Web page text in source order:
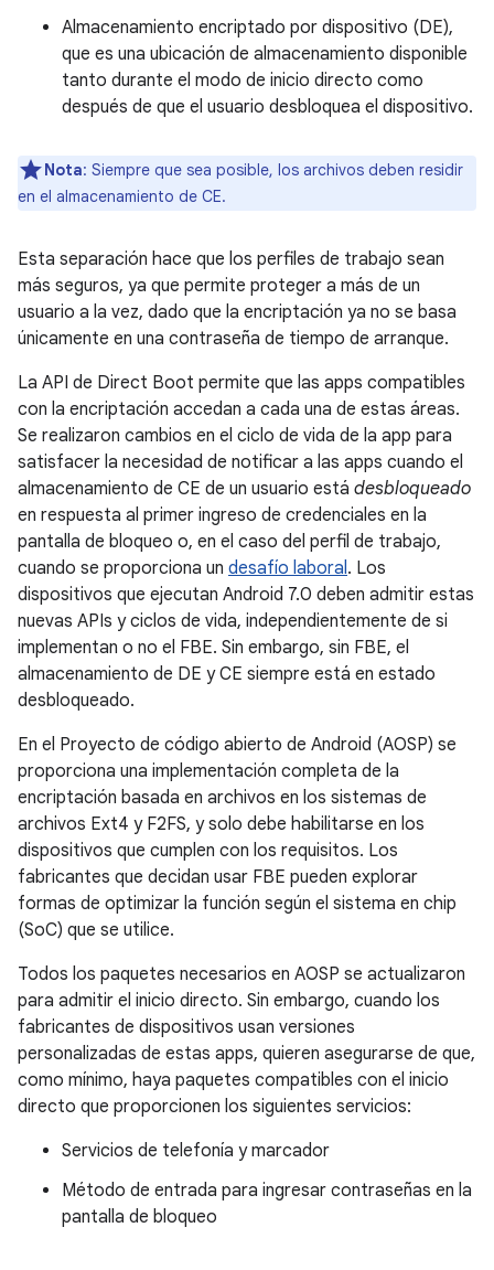
Almacenamiento encriptado por dispositivo (DE),
que es una ubicación de almacenamiento disponible
tanto durante el modo de inicio directo como
después de que el usuario desbloquea el dispositivo.
Nota: Siempre que sea posible, los archivos deben residir
en el almacenamiento de CE.
Esta separación hace que los perfiles de trabajo sean
más seguros, ya que permite proteger a más de un
usuario a la vez, dado que la encriptación ya no se basa
únicamente en una contraseña de tiempo de arranque.
La API de Direct Boot permite que las apps compatibles
con la encriptación accedan a cada una de estas áreas.
Se realizaron cambios en el ciclo de vida de la app para
satisfacer la necesidad de notificar a las apps cuando el
almacenamiento de CE de un usuario está desbloqueado
en respuesta al primer ingreso de credenciales en la
pantalla de bloqueo o, en el caso del perfil de trabajo,
cuando se proporciona un desafío laboral. Los
dispositivos que ejecutan Android 7.0 deben admitir estas
nuevas APIs y ciclos de vida, independientemente de si
implementan o no el FBE. Sin embargo, sin FBE, el
almacenamiento de DE y CE siempre está en estado
desbloqueado.
En el Proyecto de código abierto de Android (AOSP) se
proporciona una implementación completa de la
encriptación basada en archivos en los sistemas de
archivos Ext4 y F2FS, y solo debe habilitarse en los
dispositivos que cumplen con los requisitos. Los
fabricantes que decidan usar FBE pueden explorar
formas de optimizar la función según el sistema en chip
(SoC) que se utilice.
Todos los paquetes necesarios en AOSP se actualizaron
para admitir el inicio directo. Sin embargo, cuando los
fabricantes de dispositivos usan versiones
personalizadas de estas apps, quieren asegurarse de que,
como mínimo, haya paquetes compatibles con el inicio
directo que proporcionen los siguientes servicios:
Servicios de telefonía y marcador
Método de entrada para ingresar contraseñas en la
pantalla de bloqueo